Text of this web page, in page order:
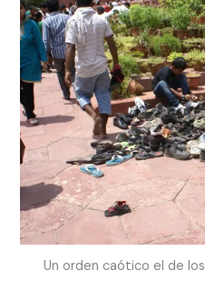
Un orden caótico el de